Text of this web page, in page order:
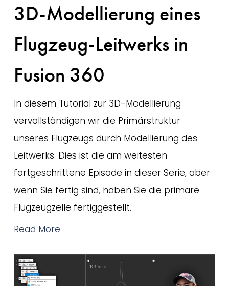
3D-Modellierung eines
Flugzeug-Leitwerks in
Fusion 360
In diesem Tutorial zur 3D-Modellierung
vervollständigen wir die Primärstruktur
unseres Flugzeugs durch Modellierung des
Leitwerks. Dies ist die am weitesten
fortgeschrittene Episode in dieser Serie, aber
wenn Sie fertig sind, haben Sie die primäre
Flugzeugzelle fertiggestellt.
Read More